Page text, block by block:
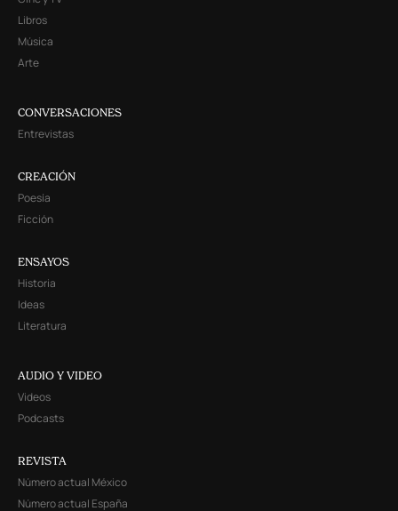
Libros
Música
Arte
CONVERSACIONES
Entrevistas
CREACIÓN
Poesía
Ficción
ENSAYOS
Historia
Ideas
Literatura
AUDIO Y VIDEO
Videos
Podcasts
REVISTA
Número actual México
Número actual España